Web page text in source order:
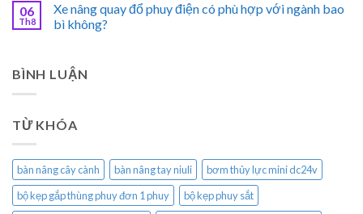
06
Th8
Xe nâng quay đổ phuy điện có phù hợp với ngành bao
bì không?
BÌNH LUẬN
TỪ KHÓA
bàn nâng cây cành bàn nâng tay niuli
bơm thủy lực mini dc24v
bộ kẹp gắp thùng phuy đơn 1 phuy
bộ kẹp phuy sắt